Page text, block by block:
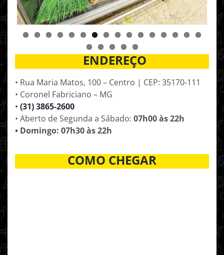
ENDEREÇO
• Rua Maria Matos, 100 – Centro | CEP: 35170-111
• Coronel Fabriciano – MG
• (31) 3865-2600
• Aberto de Segunda a Sábado: 07h00 às 22h
• Domingo: 07h30 às 22h
COMO CHEGAR